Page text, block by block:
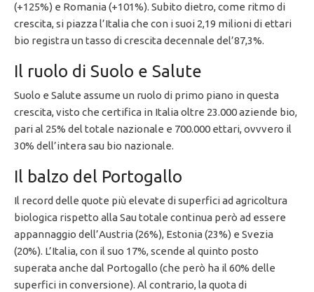
(+125%) e Romania (+101%). Subito dietro, come ritmo di
crescita, si piazza l’Italia che con i suoi 2,19 milioni di ettari
bio registra un tasso di crescita decennale del’87,3%.
Il ruolo di Suolo e Salute
Suolo e Salute assume un ruolo di primo piano in questa
crescita, visto che certifica in Italia oltre 23.000 aziende bio,
pari al 25% del totale nazionale e 700.000 ettari, ovvvero il
30% dell’intera sau bio nazionale.
Il balzo del Portogallo
Il record delle quote più elevate di superfici ad agricoltura
biologica rispetto alla Sau totale continua però ad essere
appannaggio dell’Austria (26%), Estonia (23%) e Svezia
(20%). L’Italia, con il suo 17%, scende al quinto posto
superata anche dal Portogallo (che però ha il 60% delle
superfici in conversione). Al contrario, la quota di